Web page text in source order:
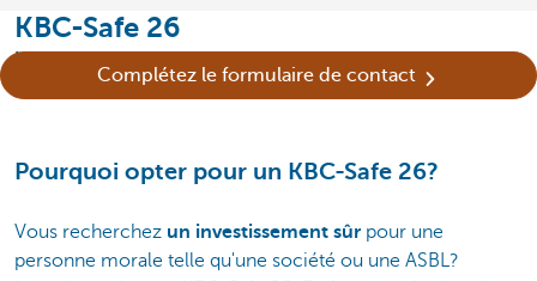
KBC-Safe 26
Un contrat de capitalisation pour les personnes morales
Complétez le formulaire de contact
Pourquoi opter pour un KBC-Safe 26?
Vous recherchez un investissement sûr pour une
personne morale telle qu'une société ou une ASBL?